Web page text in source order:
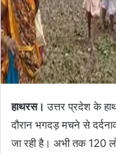
हाथरस। उत्तर प्रदेश के
दौरान भगदड़ मचने से
जा रही है। अभी तक 120